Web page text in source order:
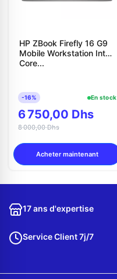
HP ZBook Firefly 16 G9
Mobile Workstation Intel
Core...
-16% En stock
6 750,00 Dhs
8 000,00 Dhs
Acheter maintenant
17 ans d'expertise
Service Client 7j/7